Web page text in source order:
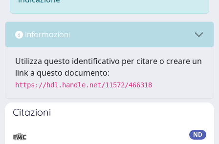
Informazioni
Utilizza questo identificativo per citare o creare un
link a questo documento:
https://hdl.handle.net/11572/466318
Citazioni
ND